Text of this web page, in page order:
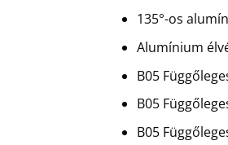
135°-os
Alumínium
B05
B05
B05